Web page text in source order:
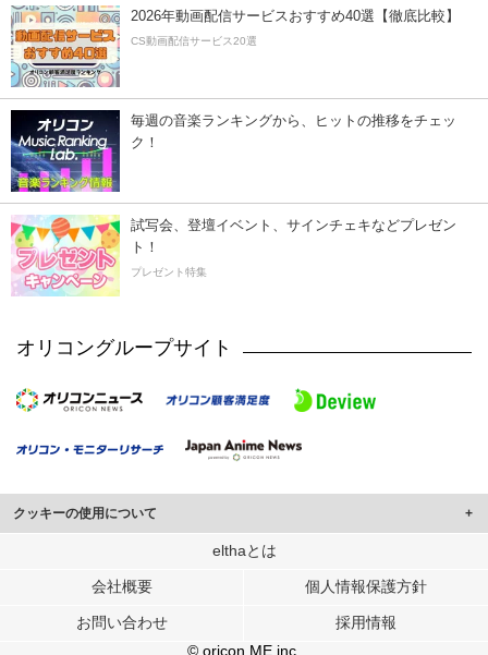
2026年動画配信サービスおすすめ40選【徹底比較】
CS動画配信サービス20選
毎週の音楽ランキングから、ヒットの推移をチェッ
ク！
試写会、登壇イベント、サインチェキなどプレゼン
ト！
プレゼント特集
オリコングループサイト
クッキーの使用について
このサイトでは Cookie を使用して、ユーザーに合わせたコンテンツや広告の
行っています。
メディアや広告配信、データ解析の各パートナーに提供しています。
各パートナーは、この情報とユーザーが各パートナーに提供した他の情報や、
elthaとは
会社概要 個人情報保護方針
お問い合わせ
採用情報
© oricon ME inc.